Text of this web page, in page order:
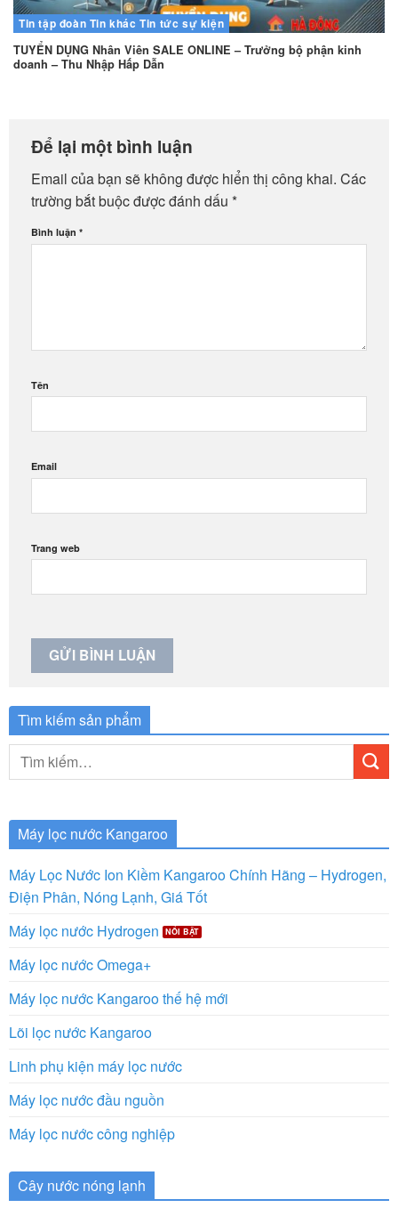
Tin tập đoàn Tin khác Tin tức sự kiện
TUYỂN DỤNG Nhân Viên SALE ONLINE – Trưởng bộ phận kinh
doanh – Thu Nhập Hấp Dẫn
Để lại một bình luận
Email của bạn sẽ không được hiển thị công khai. Các
trường bắt buộc được đánh dấu *
Bình luận *
Tên
Email
Trang web
Tìm kiếm sản phẩm
kiếm:
Máy lọc nước Kangaroo
Máy Lọc Nước Ion Kiềm Kangaroo Chính Hãng – Hydrogen,
Điện Phân, Nóng Lạnh, Giá Tốt
Máy lọc nước Hydrogen
Máy lọc nước Omega+
Máy lọc nước Kangaroo thế hệ mới
Lõi lọc nước Kangaroo
Linh phụ kiện máy lọc nước
Máy lọc nước đầu nguồn
Máy lọc nước công nghiệp
Cây nước nóng lạnh